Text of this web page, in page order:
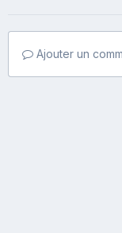
Ajouter un